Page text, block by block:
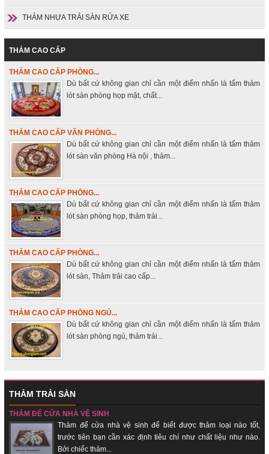
THẢM NHỰA TRẢI SÀN RỬA XE
THẢM CAO CẤP
THẢM CAO CẤP PHÒNG...
Dù bất cứ không gian chỉ cần một điểm nhấn là tấm thảm
lót sàn phòng họp mặt, chất...
THẢM CAO CẤP VĂN PHÒNG...
Dù bất cứ không gian chỉ cần một điểm nhấn là tấm thảm
lót sàn văn phòng Hà nội , thảm...
THẢM CAO CẤP PHÒNG...
Dù bất cứ không gian chỉ cần một điểm nhấn là tấm thảm
lót sàn phòng họp, thảm trải...
THẢM CAO CẤP PHÒNG...
Dù bất cứ không gian chỉ cần một điểm nhấn là tấm thảm
lót sàn, Thảm trải cao cấp...
THẢM CAO CẤP PHÒNG NGỦ...
Dù bất cứ không gian chỉ cần một điểm nhấn là tấm thảm
lót sàn phòng ngủ, thảm trải...
THẢM TRẢI SÀN
THẢM ĐỂ CỬA NHÀ VỆ SINH
Thảm để cửa nhà vệ sinh để biết được thảm loại nào tốt,
trước tiên bạn cần xác định tiêu chí như chất liệu như nào.
Bởi chiếc thảm...